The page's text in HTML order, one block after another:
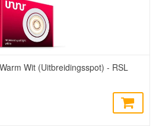
Wit (Uitbreidingsspot) - RSL